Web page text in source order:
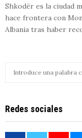
Shkodër es la ciudad
hace frontera con
Albania tras haber
c
h
f
Redes sociales